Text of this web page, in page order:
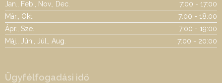
Jan., Feb., Nov., Dec.
7:00 - 17:00
Már., Okt.
7:00 - 18:00
Ápr., Sze.
7:00 - 19:00
Máj., Jún., Júl., Aug.
7:00 - 20:00
Ügyfélfogadási idő